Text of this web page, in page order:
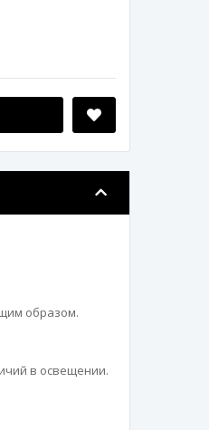
образом.
в освещении.